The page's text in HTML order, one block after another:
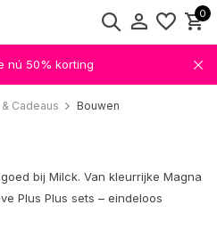
0
nú 50% korting
Cadeaus Bouwen
bij Milck. Van kleurrijke Magna
Plus Plus sets – eindeloos